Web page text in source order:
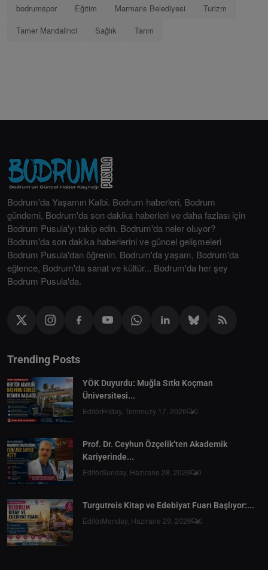
bodrumspor
Eğitim Marmaris Belediyesi
Turizm
Tamer Mandalinci
Sağlık Tarım
Bodrum'da Yaşamın Kalbi. Bodrum haberleri, Bodrum
gündemi, Bodrum'da son dakika haberleri ve daha fazlası için
Bodrum Pusula'yı takip edin. Bodrum'da neler oluyor?
Bodrum'da son dakika haberlerini ve güncel gelişmeleri
Bodrum Pusula'dan öğrenin. Bodrum'da yaşam, Bodrum'da
eğlence, Bodrum'da sanat ve kültür... Bodrum'da her şey
Bodrum Pusula'da.
Trending Posts
YÖK Duyurdu: Muğla Sıtkı Koçman
Üniversitesi...
EditörFriday, Temmuzy 17, 2026 0
Prof. Dr. Ceyhun Özçelik’ten Akademik
Kariyerinde...
EditörSunday, Hazirane 28, 2026 0
Turgutreis Kitap ve Edebiyat Fuarı Başlıyor:...
EditörMonday, Hazirane 29, 2026 0